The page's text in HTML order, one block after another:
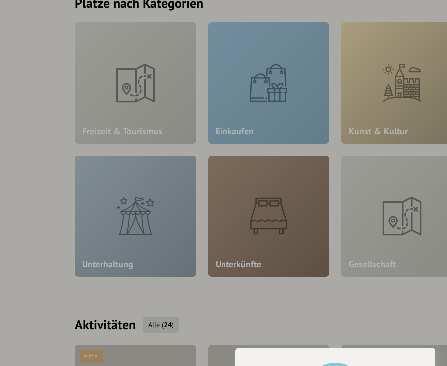
Freizeit & Tourismus Einkaufen Kunst & Kultur
Unterhaltung Unterkünfte Gesellschaft
Aktivitäten Alle (24)
mittel